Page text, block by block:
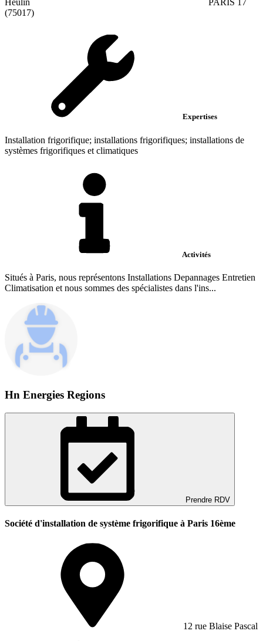
Heulin
PARIS 17
(75017)
Expertises
Installation frigorifique; installations frigorifiques; installations de
systèmes frigorifiques et climatiques
Activités
Situés à Paris, nous représentons Installations Depannages Entretien
Climatisation et nous sommes des spécialistes dans l'ins...
Hn Energies Regions
Prendre RDV
Société d'installation de système frigorifique à Paris 16ème
12 rue Blaise Pascal